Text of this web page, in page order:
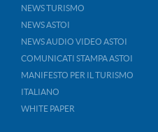
NEWS TURISMO
NEWS ASTOI
NEWS AUDIO VIDEO ASTOI
COMUNICATI STAMPA ASTOI
MANIFESTO PER IL TURISMO
ITALIANO
WHITE PAPER